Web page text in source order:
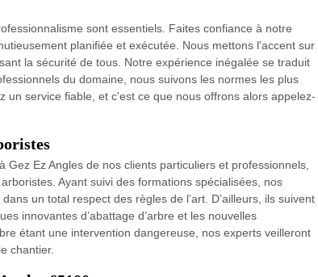
sont essentiels. Faites confiance à notre
planifiée et exécutée. Nous mettons l'accent sur
la sécurité de tous. Notre expérience inégalée se traduit
du domaine, nous suivons les normes les plus
un service fiable, et c'est ce que nous offrons alors appelez-
Gez Ez Angles de nos clients particuliers et professionnels,
Ayant suivi des formations spécialisées, nos
un total respect des règles de l’art. D’ailleurs, ils suivent
innovantes d’abattage d’arbre et les nouvelles
étant une intervention dangereuse, nos experts veilleront
chantier.